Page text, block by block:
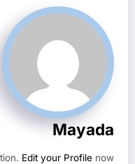
Mayada
Edit your Profile now.